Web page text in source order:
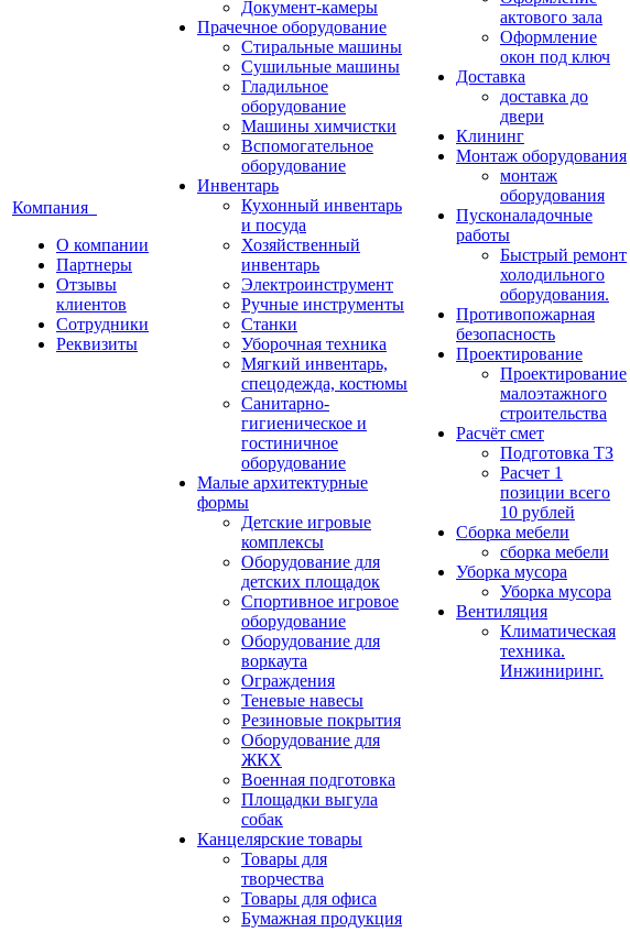
Компания
О компании
Партнеры
Отзывы
клиентов
Сотрудники
Реквизиты
Документ-камеры
Прачечное оборудование
Стиральные машины
Сушильные машины
Гладильное
оборудование
Машины химчистки
Вспомогательное
оборудование
Инвентарь
Кухонный инвентарь
и посуда
Хозяйственный
инвентарь
Электроинструмент
Ручные инструменты
Станки
Уборочная техника
Мягкий инвентарь,
спецодежда, костюмы
Санитарно-
гигиеническое и
гостиничное
оборудование
Малые архитектурные
формы
Детские игровые
комплексы
Оборудование для
детских площадок
Спортивное игровое
оборудование
Оборудование для
воркаута
Ограждения
Теневые навесы
Резиновые покрытия
Оборудование для
ЖКХ
Военная подготовка
Площадки выгула
собак
Канцелярские товары
Товары для
творчества
Товары для офиса
Бумажная продукция
актового зала
Оформление
окон под ключ
Доставка
доставка до
двери
Клининг
Монтаж оборудования
монтаж
оборудования
Пусконаладочные
работы
Быстрый ремонт
холодильного
оборудования.
Противопожарная
безопасность
Проектирование
Проектирование
малоэтажного
строительства
Расчёт смет
Подготовка ТЗ
Расчет 1
позиции всего
10 рублей
Сборка мебели
сборка мебели
Уборка мусора
Уборка мусора
Вентиляция
Климатическая
техника.
Инжиниринг.